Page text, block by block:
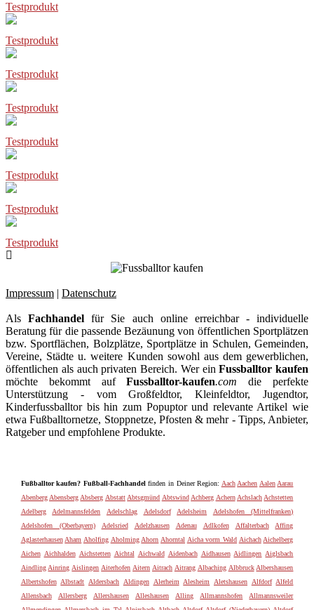
Testprodukt
Testprodukt
Testprodukt
Testprodukt
Testprodukt
Testprodukt
Testprodukt
Testprodukt
Impressum | Datenschutz
AlsFachhandel für Sie auch online erreichbar - individuelle
Beratung für die passende Bezäunung von öffentlichen Sportplätzen
bzw. Sportflächen, Bolzplätze, Sportplätze in Schulen, Gemeinden,
Vereine, Städte u. weitere Kunden sowohl aus dem gewerblichen,
öffentlichen als auch privaten Bereich. Wer einFussballtor kaufen
möchte bekommt aufFussballtor-kaufen.com die perfekte
Unterstützung - vom Großfeldtor, Kleinfeldtor, Jugendtor,
Kinderfussballtor bis hin zum Popuptor und relevante Artikel wie
etwa Fußballtornetze, Stoppnetze, Pfosten & mehr - Tipps, Anbieter,
Ratgeber und empfohlene Produkte.
Fußballtor kaufen? Fußball-Fachhandelfinden in Deiner Region: Aach Aachen Aalen Aarau
Abenberg Abensberg Absberg Abstatt Abtsgmünd Abtswind Achberg Achern Achslach Achstetten
Adelberg
Adelmannsfelden Adelschlag Adelsdorf Adelsheim
Adelshofen (Mittelfranken)
Adelshofen (Oberbayern)
Adelsried Adelzhausen Adenau Adlkofen Affalterbach
Affing
Aglasterhausen Aham Aholfing Aholming Ahorn Ahorntal Aicha vorm Wald Aichach Aichelberg
Aichen Aichhalden Aichstetten Aichtal Aichwald Aidenbach Aidhausen Aidlingen Aiglsbach
Aindling Ainring Aislingen Aiterhofen Aitern Aitrach Aitrang Albaching Albbruck Albershausen
Albertshofen Albstadt Aldersbach Aldingen Alerheim Alesheim Aletshausen Alfdorf Alfeld
Allensbach
Allersberg Allershausen Alleshausen Alling Allmannshofen
Allmannsweiler